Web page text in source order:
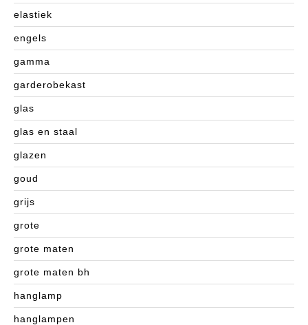
elastiek
engels
gamma
garderobekast
glas
glas en staal
glazen
goud
grijs
grote
grote maten
grote maten bh
hanglamp
hanglampen